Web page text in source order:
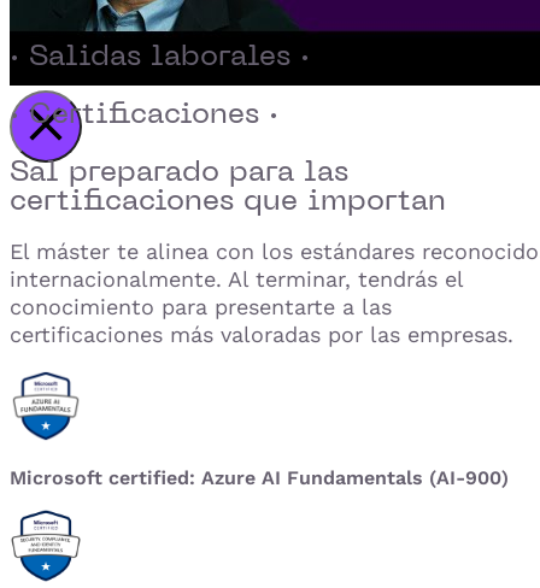
Activar reproducción del video
· Salidas laborales ·
· Certificaciones ·
Sal preparado para las
certificaciones que importan
El máster te alinea con los estándares
internacionalmente. Al terminar, tendrás el
conocimiento para presentarte a las
certificaciones más valoradas por las empresas.
Microsoft certified: Azure AI Fundamentals (AI-900)